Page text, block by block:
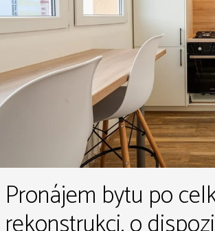
Pronájem bytu po